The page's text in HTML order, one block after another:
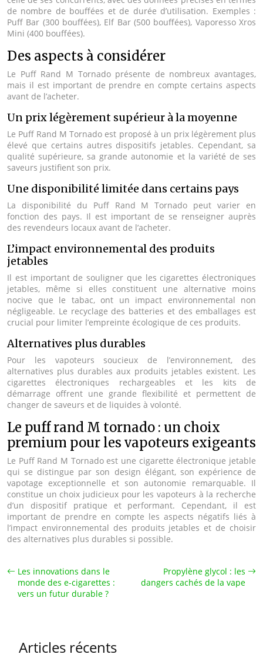
de nombre de bouffées et de durée d’utilisation. Exemples :
Puff Bar (300 bouffées), Elf Bar (500 bouffées), Vaporesso Xros
Mini (400 bouffées).
Des aspects à considérer
Le Puff Rand M Tornado présente de nombreux avantages,
mais il est important de prendre en compte certains aspects
avant de l’acheter.
Un prix légèrement supérieur à la moyenne
Le Puff Rand M Tornado est proposé à un prix légèrement plus
élevé que certains autres dispositifs jetables. Cependant, sa
qualité supérieure, sa grande autonomie et la variété de ses
saveurs justifient son prix.
Une disponibilité limitée dans certains pays
La disponibilité du Puff Rand M Tornado peut varier en
fonction des pays. Il est important de se renseigner auprès
des revendeurs locaux avant de l’acheter.
L’impact environnemental des produits
jetables
Il est important de souligner que les cigarettes électroniques
jetables, même si elles constituent une alternative moins
nocive que le tabac, ont un impact environnemental non
négligeable. Le recyclage des batteries et des emballages est
crucial pour limiter l’empreinte écologique de ces produits.
Alternatives plus durables
Pour les vapoteurs soucieux de l’environnement, des
alternatives plus durables aux produits jetables existent. Les
cigarettes électroniques rechargeables et les kits de
démarrage offrent une grande flexibilité et permettent de
changer de saveurs et de liquides à volonté.
Le puff rand M tornado : un choix
premium pour les vapoteurs exigeants
Le Puff Rand M Tornado est une cigarette électronique jetable
qui se distingue par son design élégant, son expérience de
vapotage exceptionnelle et son autonomie remarquable. Il
constitue un choix judicieux pour les vapoteurs à la recherche
d’un dispositif pratique et performant. Cependant, il est
important de prendre en compte les aspects négatifs liés à
l’impact environnemental des produits jetables et de choisir
des alternatives plus durables si possible.
Les innovations dans le
monde des e-cigarettes :
vers un futur durable ?
Propylène glycol : les
dangers cachés de la vape
Articles récents